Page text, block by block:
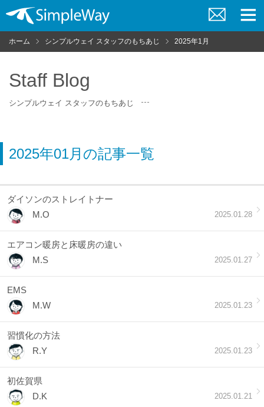
問
ニ
ホーム シンプルウェイ スタッフのもちあじ 2025年1月
Staff Blog
シンプルウェイ スタッフのもちあじ
2025年01月の記事一覧
2025.01.28
M.O
ダイソンのストレイトナー
2025.01.27
M.S
エアコン暖房と床暖房の違い
2025.01.23
M.W
EMS
2025.01.23
R.Y
習慣化の方法
2025.01.21
D.K
初佐賀県